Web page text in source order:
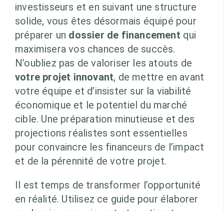
investisseurs et en suivant une structure
solide, vous êtes désormais équipé pour
préparer un dossier de financement qui
maximisera vos chances de succès.
N’oubliez pas de valoriser les atouts de
votre projet innovant, de mettre en avant
votre équipe et d’insister sur la viabilité
économique et le potentiel du marché
cible. Une préparation minutieuse et des
projections réalistes sont essentielles
pour convaincre les financeurs de l’impact
et de la pérennité de votre projet.
Il est temps de transformer l’opportunité
en réalité. Utilisez ce guide pour élaborer